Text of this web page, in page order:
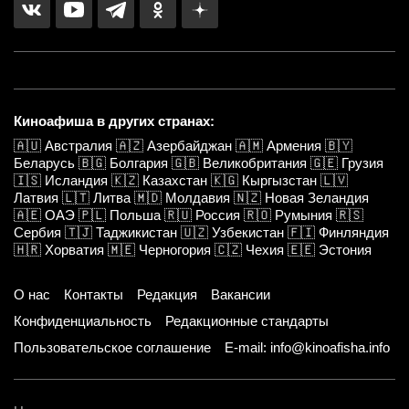
Киноафиша в других странах:
🇦🇺 Австралия 🇦🇿 Азербайджан 🇦🇲 Армения 🇧🇾
Беларусь 🇧🇬 Болгария 🇬🇧 Великобритания 🇬🇪 Грузия
🇮🇸 Исландия 🇰🇿 Казахстан 🇰🇬 Кыргызстан 🇱🇻
Латвия 🇱🇹 Литва 🇲🇩 Молдавия 🇳🇿 Новая Зеландия
🇦🇪 ОАЭ 🇵🇱 Польша 🇷🇺 Россия 🇷🇴 Румыния 🇷🇸
Сербия 🇹🇯 Таджикистан 🇺🇿 Узбекистан 🇫🇮 Финляндия
🇭🇷 Хорватия 🇲🇪 Черногория 🇨🇿 Чехия 🇪🇪 Эстония
О нас Контакты Редакция
Вакансии
Конфиденциальность
Редакционные стандарты
Пользовательское соглашение
E-mail: info@kinoafisha.info